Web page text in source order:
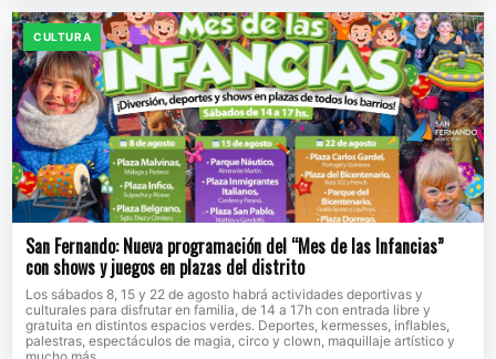
CULTURA
San Fernando: Nueva programación del “Mes de las Infancias”
con shows y juegos en plazas del distrito
Los sábados 8, 15 y 22 de agosto habrá actividades deportivas y
culturales para disfrutar en familia, de 14 a 17h con entrada libre y
gratuita en distintos espacios verdes. Deportes, kermesses, inflables,
palestras, espectáculos de magia, circo y clown, maquillaje artístico y